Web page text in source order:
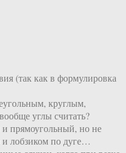
(так как в формулировка
круглым,
углы считать?
и прямоугольный, но не
и лобзиком по дуге…